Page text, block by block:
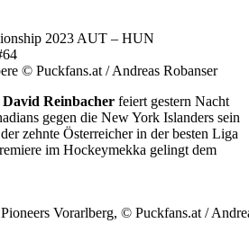
2023 AUT – HUN
© Puckfans.at / Andreas Robanser
David Reinbacher feiert gestern Nacht
gegen die New York Islanders sein
zehnte Österreicher in der besten Liga
im Hockeymekka gelingt dem
Vorarlberg, © Puckfans.at /